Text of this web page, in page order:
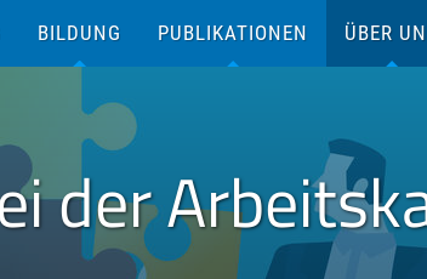
BILDUNG PUBLIKATIONEN ÜBER
der